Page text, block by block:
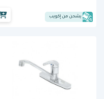
يشحن من إكويب